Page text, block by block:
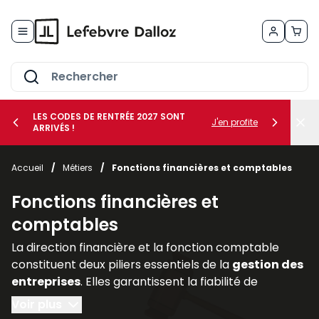
le sous-menu Vos métiers
le sous-menu Vos besoins
LES CODES DE RENTRÉE 2027 SONT
ARRIVÉS !
J'en profite
Accueil / Métiers / Fonctions financières et comptables
Fonctions financières et
comptables
La direction financière et la fonction comptable
constituent deux piliers essentiels de la gestion des
entreprises. Elles garantissent la fiabilité de
l’information financière, assurent la